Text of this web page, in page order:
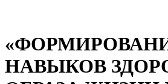
НАВЫКОВ